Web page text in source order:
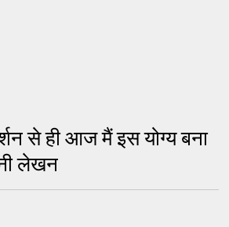
से ही आज मैं इस योग्य बना
लेखन